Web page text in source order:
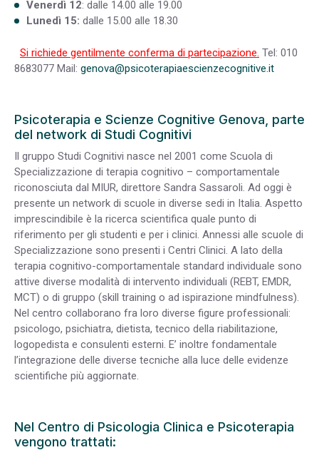
Venerdì 12: dalle 14.00 alle 19.00
Lunedì 15: dalle 15.00 alle 18.30
Si richiede gentilmente conferma di partecipazione. Tel: 010
8683077 Mail: genova@psicoterapiaescienzecognitive.it
Psicoterapia e Scienze Cognitive Genova, parte
del network di Studi Cognitivi
Il gruppo Studi Cognitivi nasce nel 2001 come Scuola di
Specializzazione di terapia cognitivo – comportamentale
riconosciuta dal MIUR, direttore Sandra Sassaroli. Ad oggi è
presente un network di scuole in diverse sedi in Italia. Aspetto
imprescindibile è la ricerca scientifica quale punto di
riferimento per gli studenti e per i clinici. Annessi alle scuole di
Specializzazione sono presenti i Centri Clinici. A lato della
terapia cognitivo-comportamentale standard individuale sono
attive diverse modalità di intervento individuali (REBT, EMDR,
MCT) o di gruppo (skill training o ad ispirazione mindfulness).
Nel centro collaborano fra loro diverse figure professionali:
psicologo, psichiatra, dietista, tecnico della riabilitazione,
logopedista e consulenti esterni. E’ inoltre fondamentale
l’integrazione delle diverse tecniche alla luce delle evidenze
scientifiche più aggiornate.
Nel Centro di Psicologia Clinica e Psicoterapia
vengono trattati: